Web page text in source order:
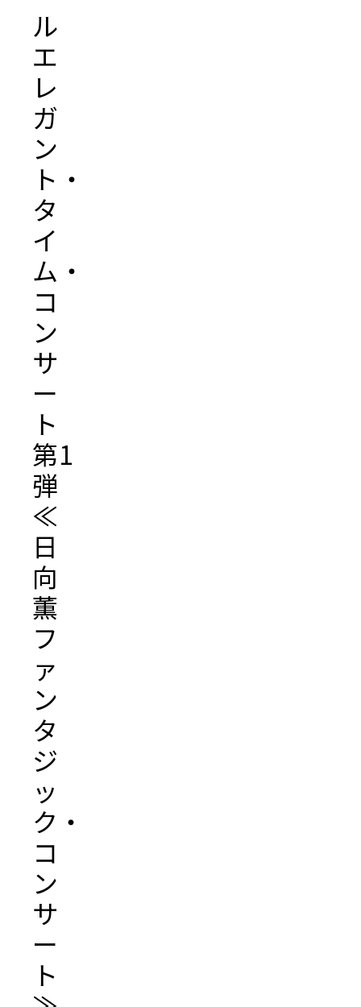
ル
エ
レ
ガ
ン
ト・
タ
イ
ム・
コ
ン
サ
ー
ト
第1
弾
≪
日
向
薫
フ
ァ
ン
タ
ジ
ッ
ク・
コ
ン
サ
ー
ト